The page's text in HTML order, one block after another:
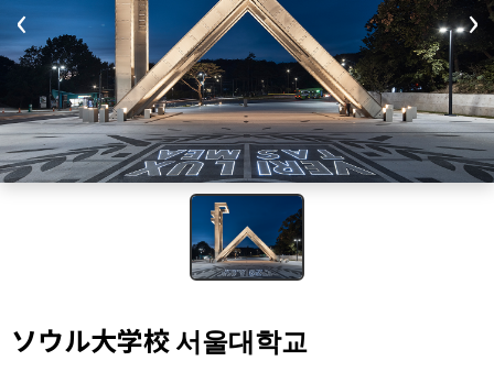
‹ ›
ソウル大学校 서울대학교